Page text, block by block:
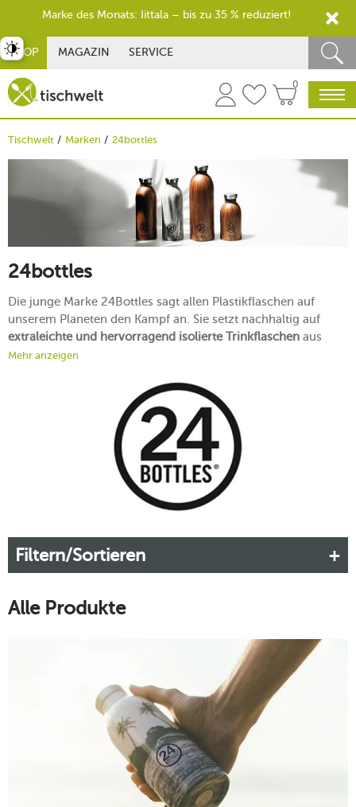
SHOP MAGAZIN SERVICE
0
Tischwelt Marken 24bottles
24bottles
Die junge Marke 24Bottles sagt allen Plastikflaschen auf
unserem Planeten den Kampf an. Sie setzt nachhaltig auf
extraleichte und hervorragend isolierte Trinkflaschen aus
Edelstahl, die sich perfekt Ihrem Alltag anpassen. Mit den
bei sich – in der Freizeit, während der Arbeit oder beim Sport.
Lassen Sie sich von der bunten Farbpalette und den
modernen Mustern von 24Bottles inspirieren.
Mehr anzeigen
Filtern/Sortieren
Alle Produkte
umschalten
Marke des Monats: Iittala – bis zu 35 % reduziert!